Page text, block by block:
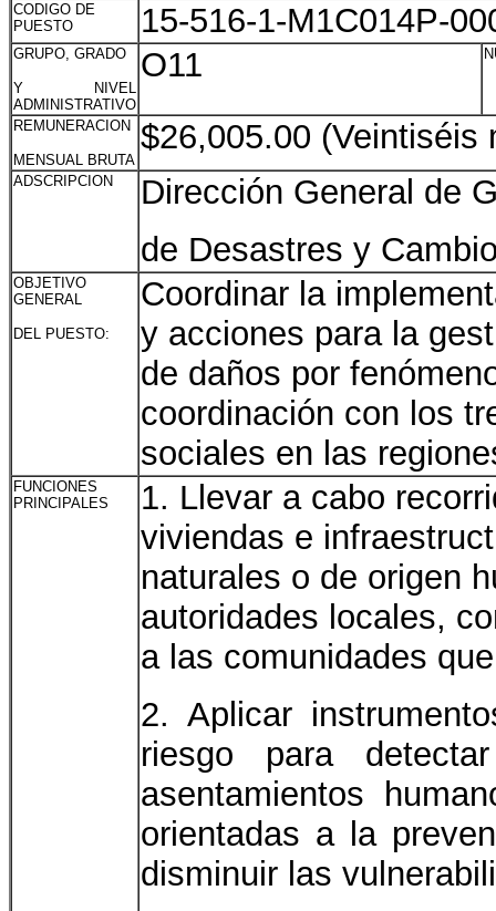
CODIGO DE
PUESTO
15-516-1-M1C014P-
GRUPO, GRADO
Y NIVEL
ADMINISTRATIVO
O11
REMUNERACION
MENSUAL BRUTA
$26,005.00 (Veintiséis
ADSCRIPCION
Dirección General de
de Desastres y
OBJETIVO
GENERAL
DEL PUESTO:
Coordinar la
y acciones para la
de daños por
coordinación con los
sociales en las
FUNCIONES
PRINCIPALES
1. Llevar a cabo
viviendas e
naturales o de origen
autoridades locales,
a las comunidades
2. Aplicar
riesgo para
asentamientos
orientadas a la
disminuir las